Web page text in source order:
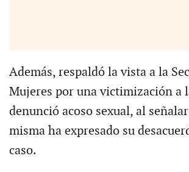
Además, respaldó la vista a la
Mujeres por una victimización a
denunció acoso sexual, al
misma ha expresado su
caso.